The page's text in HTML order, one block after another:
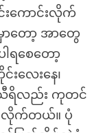
းကောင်းလိုက်
တော့ အာတွေ
ရစေတော့
လေးနေ၊
ရိလည်း ကုတင်
ျလိုက်တယ်။ ပုံ